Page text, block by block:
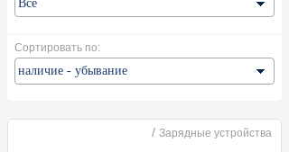
Сортировать по:
/ Зарядные устройства